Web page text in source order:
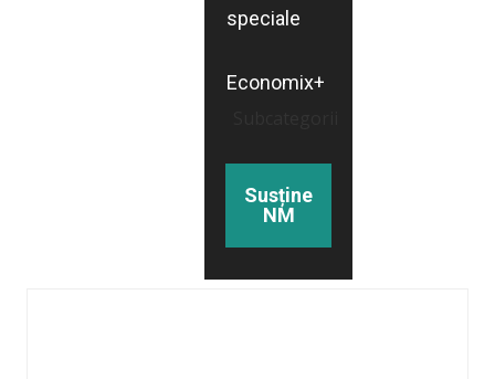
speciale
Economix+
Susține
NM